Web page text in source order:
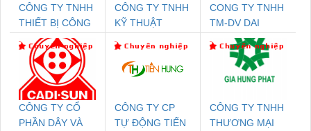
CÔNG TY TNHH
THIẾT BỊ CÔNG
NGHIỆP NIHON
SETSUBI VIỆT
NAM
CÔNG TY TNHH
KỸ THUẬT
NAM
CONG TY TNHH
TM-DV DAI
DONG THANH
CÔNG TY CỔ
PHẦN DÂY VÀ
CÔNG TY CP
TỰ ĐỘNG TIẾN
CÔNG TY TNHH
THƯƠNG MẠI